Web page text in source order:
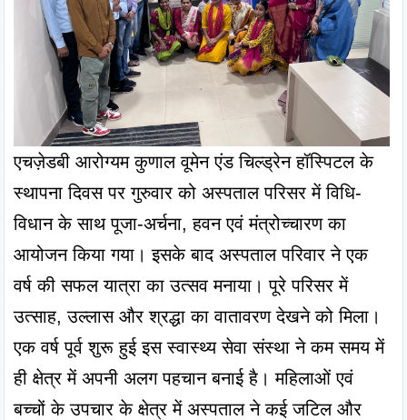
एचज़ेडबी आरोग्यम कुणाल वूमेन एंड चिल्ड्रेन हॉस्पिटल के
स्थापना दिवस पर गुरुवार को अस्पताल परिसर में विधि-
विधान के साथ पूजा-अर्चना, हवन एवं मंत्रोच्चारण का
आयोजन किया गया। इसके बाद अस्पताल परिवार ने एक
वर्ष की सफल यात्रा का उत्सव मनाया। पूरे परिसर में
उत्साह, उल्लास और श्रद्धा का वातावरण देखने को मिला।
एक वर्ष पूर्व शुरू हुई इस स्वास्थ्य सेवा संस्था ने कम समय में
ही क्षेत्र में अपनी अलग पहचान बनाई है। महिलाओं एवं
बच्चों के उपचार के क्षेत्र में अस्पताल ने कई जटिल और